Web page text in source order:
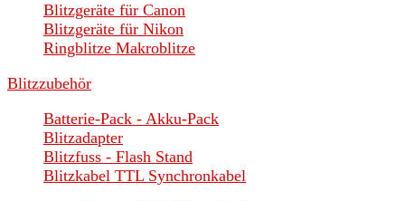
Blitzgeräte für Canon
Blitzgeräte für Nikon
Ringblitze Makroblitze
Blitzzubehör
Batterie-Pack - Akku-Pack
Blitzadapter
Blitzfuss - Flash Stand
Blitzkabel TTL Synchronkabel